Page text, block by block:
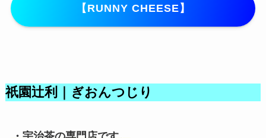
【RUNNY CHEESE】
祇園辻利｜ぎおんつじり